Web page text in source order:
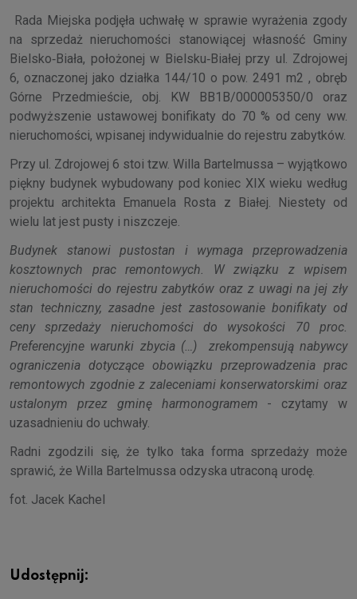
Rada Miejska podjęła uchwałę w sprawie wyrażenia zgody
na sprzedaż nieruchomości stanowiącej własność Gminy
Bielsko‑Biała, położonej w Bielsku‑Białej przy ul. Zdrojowej
6, oznaczonej jako działka 144/10 o pow. 2491 m2 , obręb
Górne Przedmieście, obj. KW BB1B/000005350/0 oraz
podwyższenie ustawowej bonifikaty do 70 % od ceny ww.
nieruchomości, wpisanej indywidualnie do rejestru zabytków.
Przy ul. Zdrojowej 6 stoi tzw. Willa Bartelmussa – wyjątkowo
piękny budynek wybudowany pod koniec XIX wieku według
projektu architekta Emanuela Rosta z Białej. Niestety od
wielu lat jest pusty i niszczeje.
Budynek stanowi pustostan i wymaga przeprowadzenia
kosztownych prac remontowych. W związku z wpisem
nieruchomości do rejestru zabytków oraz z uwagi na jej zły
stan techniczny, zasadne jest zastosowanie bonifikaty od
ceny sprzedaży nieruchomości do wysokości 70 proc.
Preferencyjne warunki zbycia (…) zrekompensują nabywcy
ograniczenia dotyczące obowiązku przeprowadzenia prac
remontowych zgodnie z zaleceniami konserwatorskimi oraz
ustalonym przez gminę harmonogramem - czytamy w
uzasadnieniu do uchwały.
Radni zgodzili się, że tylko taka forma sprzedaży może
sprawić, że Willa Bartelmussa odzyska utraconą urodę.
fot. Jacek Kachel
Udostępnij: